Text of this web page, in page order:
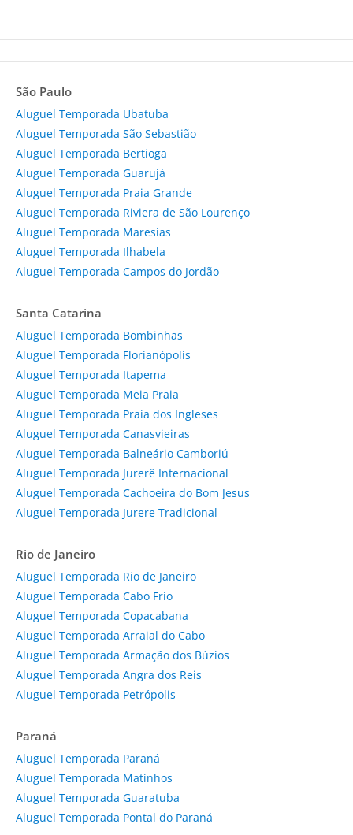
São Paulo
Aluguel Temporada Ubatuba
Aluguel Temporada São Sebastião
Aluguel Temporada Bertioga
Aluguel Temporada Guarujá
Aluguel Temporada Praia Grande
Aluguel Temporada Riviera de São Lourenço
Aluguel Temporada Maresias
Aluguel Temporada Ilhabela
Aluguel Temporada Campos do Jordão
Santa Catarina
Aluguel Temporada Bombinhas
Aluguel Temporada Florianópolis
Aluguel Temporada Itapema
Aluguel Temporada Meia Praia
Aluguel Temporada Praia dos Ingleses
Aluguel Temporada Canasvieiras
Aluguel Temporada Balneário Camboriú
Aluguel Temporada Jurerê Internacional
Aluguel Temporada Cachoeira do Bom Jesus
Aluguel Temporada Jurere Tradicional
Rio de Janeiro
Aluguel Temporada Rio de Janeiro
Aluguel Temporada Cabo Frio
Aluguel Temporada Copacabana
Aluguel Temporada Arraial do Cabo
Aluguel Temporada Armação dos Búzios
Aluguel Temporada Angra dos Reis
Aluguel Temporada Petrópolis
Paraná
Aluguel Temporada Paraná
Aluguel Temporada Matinhos
Aluguel Temporada Guaratuba
Aluguel Temporada Pontal do Paraná